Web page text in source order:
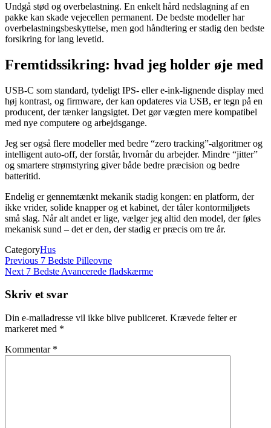
Undgå stød og overbelastning. En enkelt hård nedslagning af en
pakke kan skade vejecellen permanent. De bedste modeller har
overbelastningsbeskyttelse, men god håndtering er stadig den bedste
forsikring for lang levetid.
Fremtidssikring: hvad jeg holder øje med
USB-C som standard, tydeligt IPS- eller e-ink-lignende display med
høj kontrast, og firmware, der kan opdateres via USB, er tegn på en
producent, der tænker langsigtet. Det gør vægten mere kompatibel
med nye computere og arbejdsgange.
Jeg ser også flere modeller med bedre “zero tracking”-algoritmer og
intelligent auto-off, der forstår, hvornår du arbejder. Mindre “jitter”
og smartere strømstyring giver både bedre præcision og bedre
batteritid.
Endelig er gennemtænkt mekanik stadig kongen: en platform, der
ikke vrider, solide knapper og et kabinet, der tåler kontormiljøets
små slag. Når alt andet er lige, vælger jeg altid den model, der føles
mekanisk sund – det er den, der stadig er præcis om tre år.
CategoryHus
Indlægsnavigation
Previous
Post
Previous 7 Bedste Pilleovne
Next
Next 7 Bedste Avancerede fladskærme
Skriv et svar
Din e-mailadresse vil ikke blive publiceret. Krævede felter er
markeret med *
Kommentar *